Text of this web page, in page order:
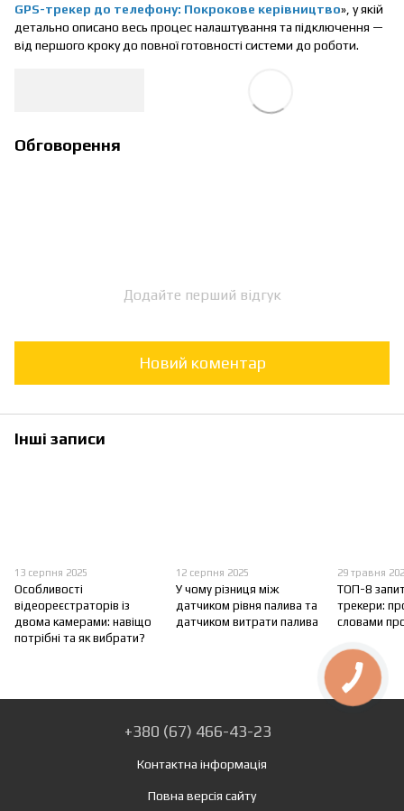
GPS-трекер до телефону: Покрокове керівництво», у якій
детально описано весь процес налаштування та підключення —
від першого кроку до повної готовності системи до роботи.
Обговорення
Додайте перший відгук
Новий коментар
Інші записи
13 серпня 2025
Особливості
відеореєстраторів із
двома камерами: навіщо
потрібні та як вибрати?
12 серпня 2025
У чому різниця між
датчиком рівня палива та
датчиком витрати палива
29 травня
ТОП-8
трекери:
словами
+380 (67) 466-43-23
Контактна інформація
Повна версія сайту